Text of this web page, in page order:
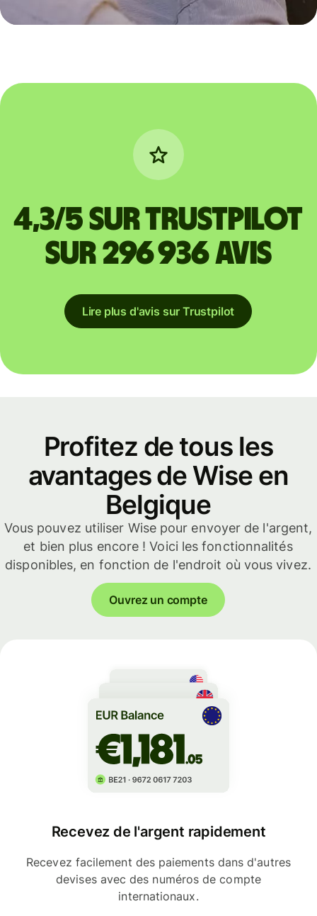
4,3/5 sur Trustpilot
sur 296 936 avis
Lire plus d'avis sur Trustpilot
Profitez de tous les
avantages de Wise en
Belgique
Vous pouvez utiliser Wise pour envoyer de l'argent,
et bien plus encore ! Voici les fonctionnalités
disponibles, en fonction de l'endroit où vous vivez.
Ouvrez un compte
Recevez de l'argent rapidement
Recevez facilement des paiements dans d'autres
devises avec des numéros de compte
internationaux.